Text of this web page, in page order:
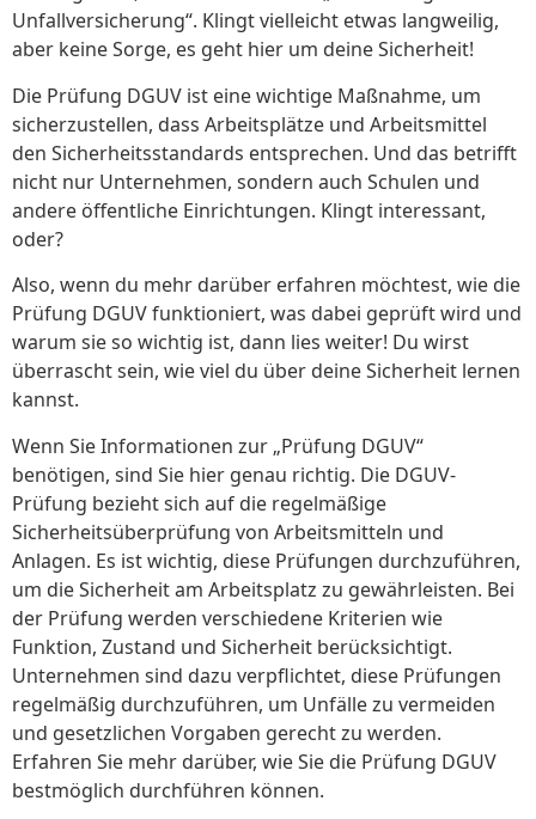
Unfallversicherung“. Klingt vielleicht etwas langweilig,
aber keine Sorge, es geht hier um deine Sicherheit!
Die Prüfung DGUV ist eine wichtige Maßnahme, um
sicherzustellen, dass Arbeitsplätze und Arbeitsmittel
den Sicherheitsstandards entsprechen. Und das betrifft
nicht nur Unternehmen, sondern auch Schulen und
andere öffentliche Einrichtungen. Klingt interessant,
oder?
Also, wenn du mehr darüber erfahren möchtest, wie die
Prüfung DGUV funktioniert, was dabei geprüft wird und
warum sie so wichtig ist, dann lies weiter! Du wirst
überrascht sein, wie viel du über deine Sicherheit lernen
kannst.
Wenn Sie Informationen zur „Prüfung DGUV“
benötigen, sind Sie hier genau richtig. Die DGUV-
Prüfung bezieht sich auf die regelmäßige
Sicherheitsüberprüfung von Arbeitsmitteln und
Anlagen. Es ist wichtig, diese Prüfungen durchzuführen,
um die Sicherheit am Arbeitsplatz zu gewährleisten. Bei
der Prüfung werden verschiedene Kriterien wie
Funktion, Zustand und Sicherheit berücksichtigt.
Unternehmen sind dazu verpflichtet, diese Prüfungen
regelmäßig durchzuführen, um Unfälle zu vermeiden
und gesetzlichen Vorgaben gerecht zu werden.
Erfahren Sie mehr darüber, wie Sie die Prüfung DGUV
bestmöglich durchführen können.